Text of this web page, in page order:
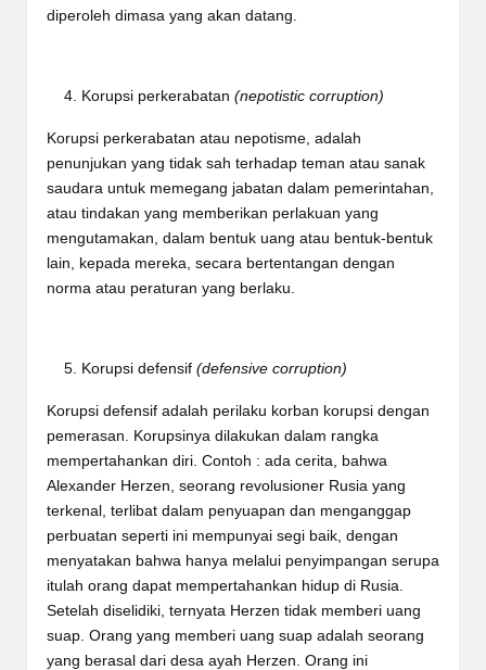
diperoleh dimasa yang akan datang.
Korupsi perkerabatan (nepotistic corruption)
Korupsi perkerabatan atau nepotisme, adalah
penunjukan yang tidak sah terhadap teman atau sanak
saudara untuk memegang jabatan dalam pemerintahan,
atau tindakan yang memberikan perlakuan yang
mengutamakan, dalam bentuk uang atau bentuk-bentuk
lain, kepada mereka, secara bertentangan dengan
norma atau peraturan yang berlaku.
Korupsi defensif (defensive corruption)
Korupsi defensif adalah perilaku korban korupsi dengan
pemerasan. Korupsinya dilakukan dalam rangka
mempertahankan diri. Contoh : ada cerita, bahwa
Alexander Herzen, seorang revolusioner Rusia yang
terkenal, terlibat dalam penyuapan dan menganggap
perbuatan seperti ini mempunyai segi baik, dengan
menyatakan bahwa hanya melalui penyimpangan serupa
itulah orang dapat mempertahankan hidup di Rusia.
Setelah diselidiki, ternyata Herzen tidak memberi uang
suap. Orang yang memberi uang suap adalah seorang
yang berasal dari desa ayah Herzen. Orang ini